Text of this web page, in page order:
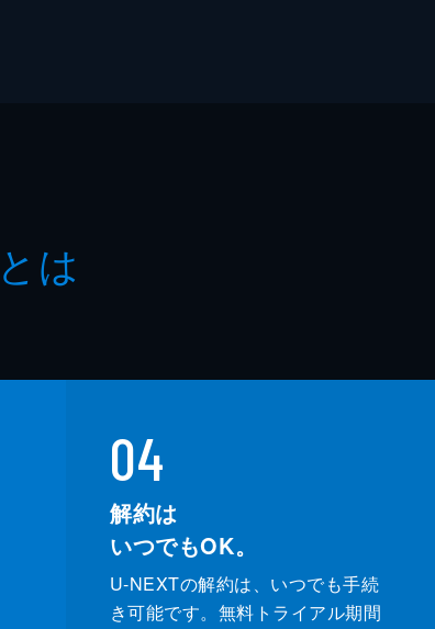
とは
04
解約は
いつでもOK。
U-NEXTの解約は、いつでも手続
き可能です。無料トライアル期間